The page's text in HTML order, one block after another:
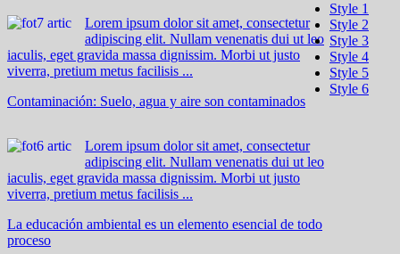
Lorem ipsum dolor sit amet, consectetur
adipiscing elit. Nullam venenatis dui ut leo
iaculis, eget gravida massa dignissim. Morbi ut justo
viverra, pretium metus facilisis ...
Contaminación: Suelo, agua y aire son contaminados
Lorem ipsum dolor sit amet, consectetur
adipiscing elit. Nullam venenatis dui ut leo
iaculis, eget gravida massa dignissim. Morbi ut justo
viverra, pretium metus facilisis ...
La educación ambiental es un elemento esencial de todo
proceso
Style 1
Style 2
Style 3
Style 4
Style 5
Style 6